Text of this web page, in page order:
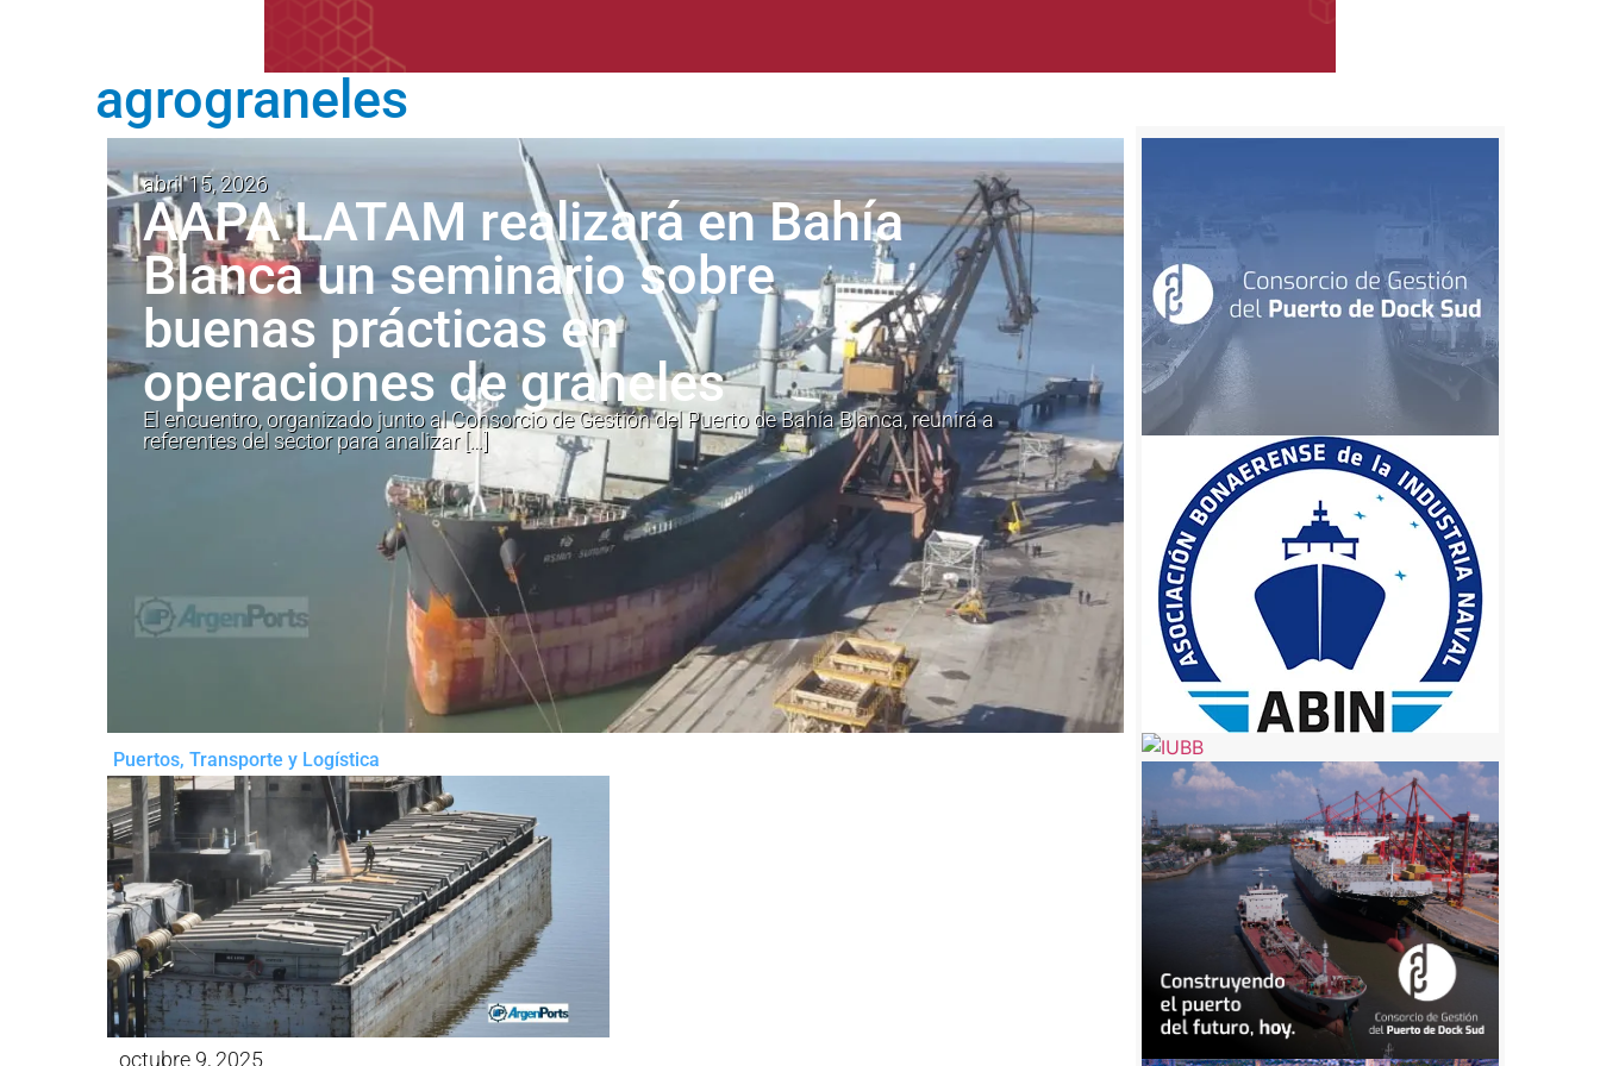
agrograneles
abril 15, 2026
AAPA LATAM realizará en Bahía
Blanca un seminario sobre
buenas prácticas en
operaciones de graneles
El encuentro, organizado junto al Consorcio de Gestión del Puerto de Bahía Blanca, reunirá a
referentes del sector para analizar […]
Puertos, Transporte y Logística
octubre 9, 2025